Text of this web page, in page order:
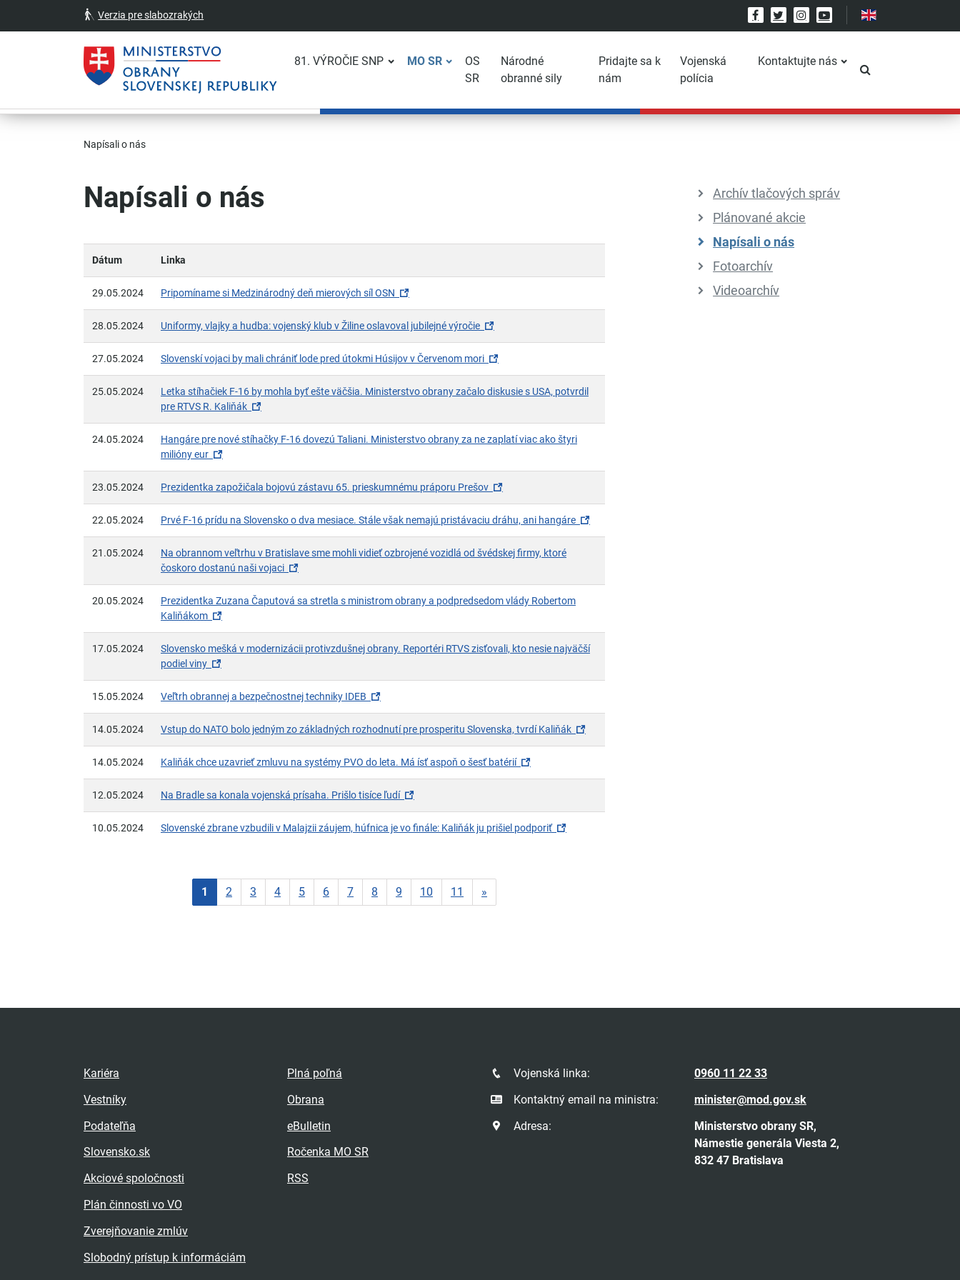
Skočiť na hlavnú navigáciu
Skočiť na obsah
Skočiť na bočný panel
Skočiť na pätičku
Kontakt
Prehlásenie o prístupnosti
Verzia pre slabozrakých FacebookTwitterInstagram
YouTube
81. VÝROČIE SNP MO SR
OS
SR
Národné
obranné sily
Pridajte sa k
nám
Vojenská
polícia
Kontaktujte nás
Napísali o nás
Napísali o nás
Dátum Linka
29.05.2024 Pripomíname si Medzinárodný deň mierových síl OSN
28.05.2024 Uniformy, vlajky a hudba: vojenský klub v Žiline oslavoval jubilejné výročie
27.05.2024 Slovenskí vojaci by mali chrániť lode pred útokmi Húsijov v Červenom mori
25.05.2024
Letka stíhačiek F-16 by mohla byť ešte väčšia. Ministerstvo obrany začalo diskusie s USA, potvrdil
pre RTVS R. Kaliňák
24.05.2024
Hangáre pre nové stíhačky F-16 dovezú Taliani. Ministerstvo obrany za ne zaplatí viac ako štyri
milióny eur
23.05.2024 Prezidentka zapožičala bojovú zástavu 65. prieskumnému práporu Prešov
22.05.2024 Prvé F-16 prídu na Slovensko o dva mesiace. Stále však nemajú pristávaciu dráhu, ani hangáre
21.05.2024
Na obrannom veľtrhu v Bratislave sme mohli vidieť ozbrojené vozidlá od švédskej firmy, ktoré
čoskoro dostanú naši vojaci
20.05.2024
Prezidentka Zuzana Čaputová sa stretla s ministrom obrany a podpredsedom vlády Robertom
Kaliňákom
17.05.2024
Slovensko mešká v modernizácii protivzdušnej obrany. Reportéri RTVS zisťovali, kto nesie najväčší
podiel viny
15.05.2024 Veľtrh obrannej a bezpečnostnej techniky IDEB
14.05.2024 Vstup do NATO bolo jedným zo základných rozhodnutí pre prosperitu Slovenska, tvrdí Kaliňák
14.05.2024 Kaliňák chce uzavrieť zmluvu na systémy PVO do leta. Má ísť aspoň o šesť batérií
12.05.2024 Na Bradle sa konala vojenská prísaha. Prišlo tisíce ľudí
10.05.2024 Slovenské zbrane vzbudili v Malajzii záujem, húfnica je vo finále: Kaliňák ju prišiel podporiť
1 Aktuálna stránka
2 3 4 5 6 7 8 9 10 11 »
Archív tlačových správ
Plánované akcie
Napísali o nás
Fotoarchív
Videoarchív
Kariéra
Vestníky
Podateľňa
Slovensko.sk
Akciové spoločnosti
Plán činnosti vo VO
Zverejňovanie zmlúv
Slobodný prístup k informáciám
Plná poľná
Obrana
eBulletin
Ročenka MO SR
RSS
Vojenská linka:
0960 11 22 33
Kontaktný email na ministra:
minister@mod.gov.sk
Adresa:
Ministerstvo obrany SR,
Námestie generála Viesta 2,
832 47 Bratislava